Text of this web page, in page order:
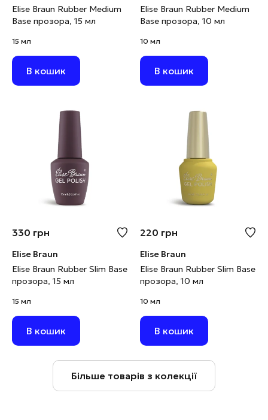
Elise Braun Rubber Medium
Base прозора, 15 мл
15 мл
В кошик
Elise Braun Rubber Medium
Base прозора, 10 мл
10 мл
В кошик
330 грн
Elise Braun
Elise Braun Rubber Slim Base
прозора, 15 мл
15 мл
В кошик
220 грн
Elise Braun
Elise Braun Rubber Slim Base
прозора, 10 мл
10 мл
В кошик
Більше товарів з колекції